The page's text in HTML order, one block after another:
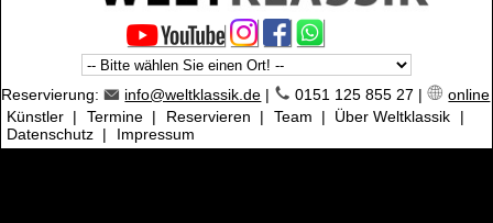
Reservierung: info@weltklassik.de | 0151 125 855 27 |
online
Künstler | Termine | Reservieren | Team | Über Weltklassik
|
Datenschutz | Impressum